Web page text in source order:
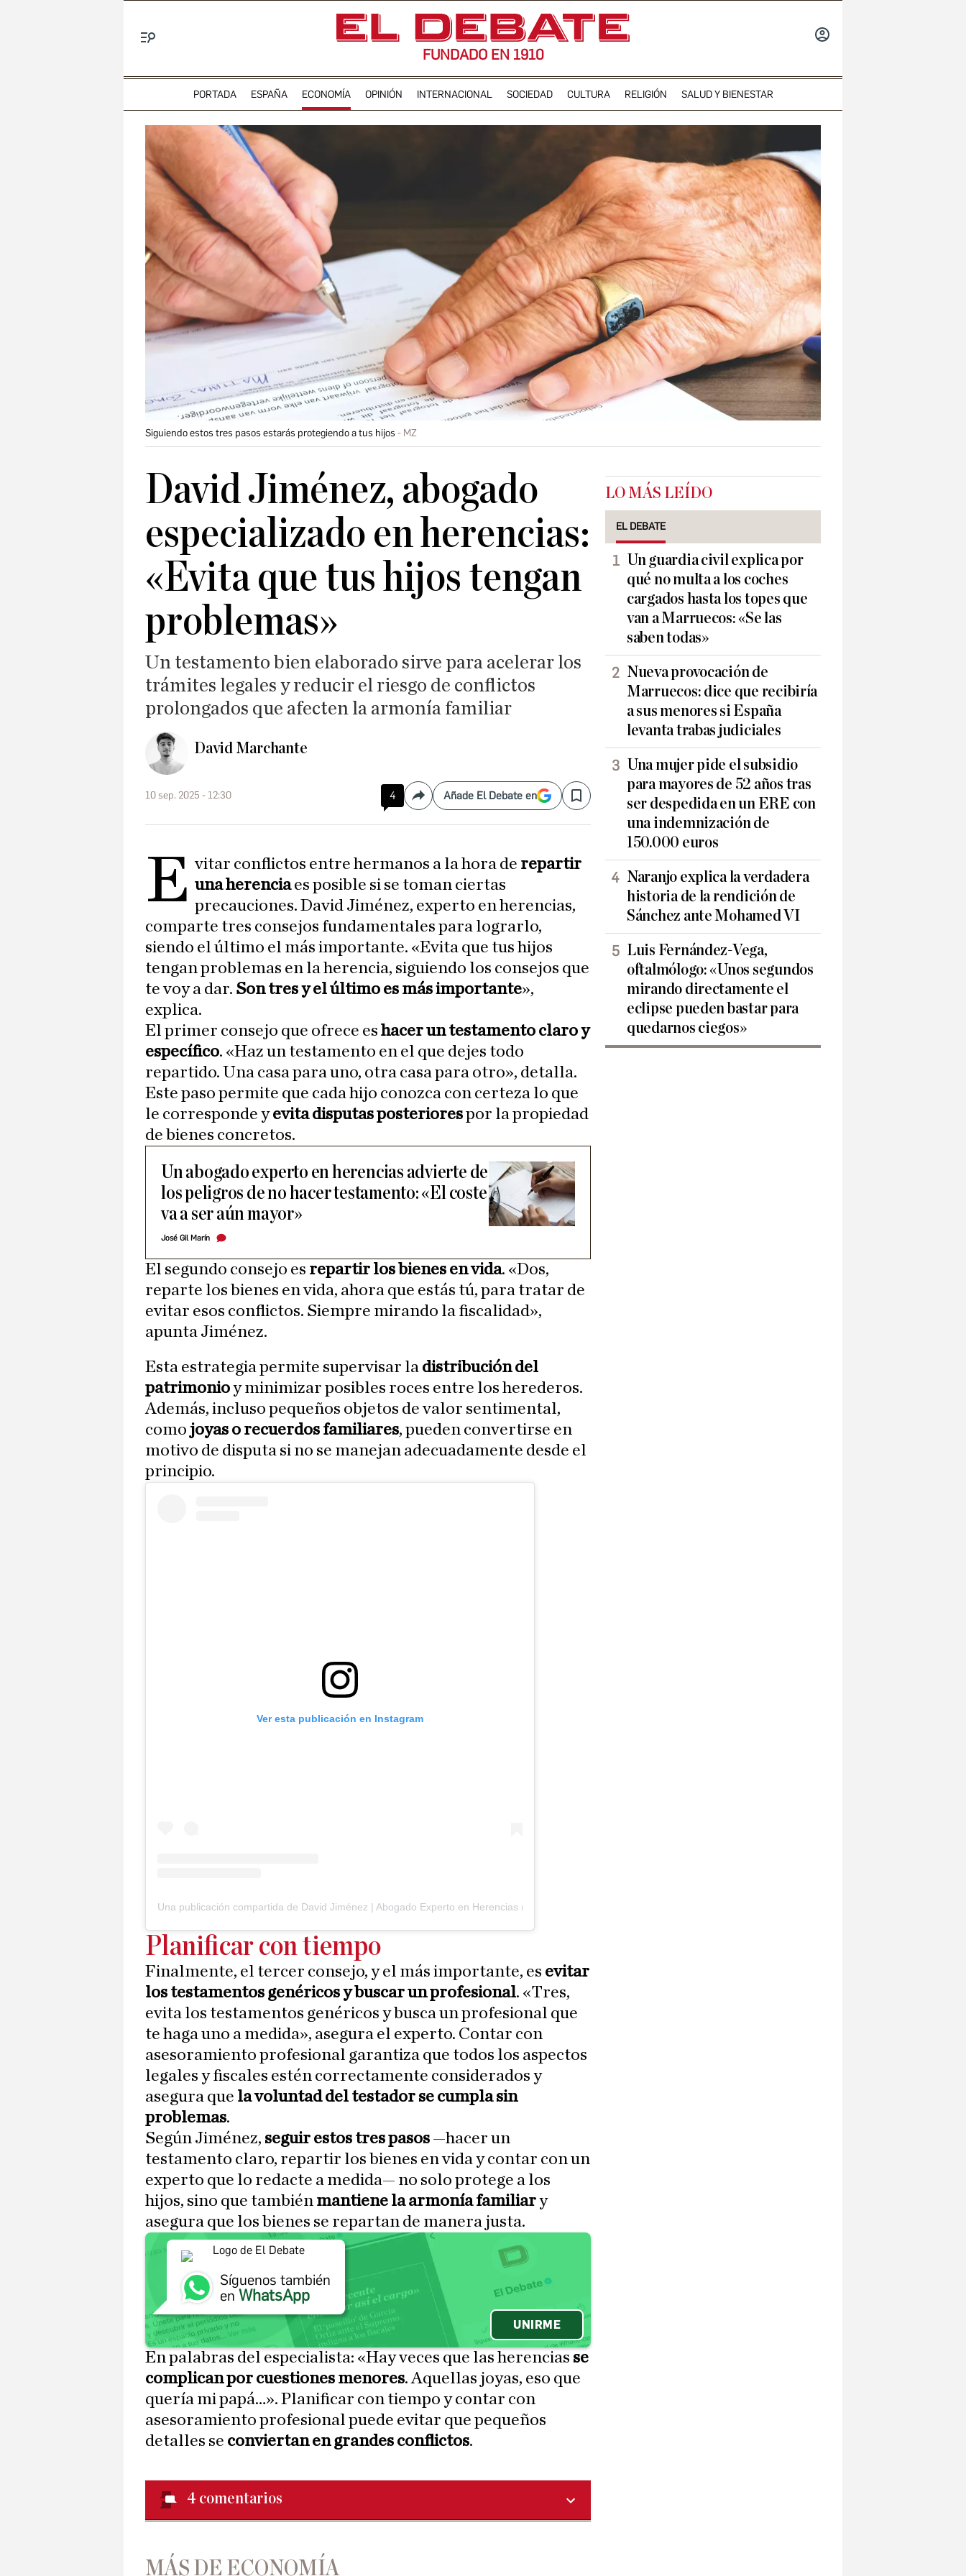
FUNDADO EN 1910
PORTADA ESPAÑA ECONOMÍA OPINIÓN INTERNACIONAL SOCIEDAD CULTURA RELIGIÓN SALUD Y BIENESTAR
Siguiendo estos tres pasos estarás protegiendo a tus hijos MZ
David Jiménez, abogado
especializado en herencias:
«Evita que tus hijos tengan
problemas»
Un testamento bien elaborado sirve para acelerar los
trámites legales y reducir el riesgo de conflictos
prolongados que afecten la armonía familiar
David Marchante
10 sep. 2025 - 12:30 4 CompartirAñade El Debate en Save
E vitar conflictos entre hermanos a la hora de repartir
una herenciaes posible si se toman ciertas
precauciones. David Jiménez, experto en herencias,
comparte tres consejos fundamentales para lograrlo,
siendo el último el más importante. «Evita que tus hijos
tengan problemas en la herencia, siguiendo los consejos que
te voy a dar. Son tres y el último es más importante»,
explica.
El primer consejo que ofrece es hacer un testamento claro y
específico. «Haz un testamento en el que dejes todo
repartido. Una casa para uno, otra casa para otro», detalla.
Este paso permite que cada hijo conozca con certeza lo que
le corresponde yevita disputas posteriorespor la propiedad
de bienes concretos.
Un abogado experto en herencias advierte de
los peligros de no hacer testamento: «El coste
va a ser aún mayor»
José Gil Marín
El segundo consejo es repartir los bienes en vida. «Dos,
reparte los bienes en vida, ahora que estás tú, para tratar de
evitar esos conflictos. Siempre mirando la fiscalidad»,
apunta Jiménez.
Esta estrategia permite supervisar la distribución del
patrimonioy minimizar posibles roces entre los herederos.
Además, incluso pequeños objetos de valor sentimental,
como joyas o recuerdos familiares, pueden convertirse en
motivo de disputa si no se manejan adecuadamente desde el
principio.
Ver esta publicación en Instagram
Una publicación compartida de David Jiménez | Abogado Experto en Herencias (@davidjimenezabogado)
Planificar con tiempo
Finalmente, el tercer consejo, y el más importante, es evitar
los testamentos genéricos y buscar un profesional. «Tres,
evita los testamentos genéricos y busca un profesional que
te haga uno a medida», asegura el experto. Contar con
asesoramiento profesional garantiza que todos los aspectos
legales y fiscales estén correctamente considerados y
asegura que la voluntad del testador se cumpla sin
problemas.
Según Jiménez, seguir estos tres pasos —hacer un
testamento claro, repartir los bienes en vida y contar con un
experto que lo redacte a medida— no solo protege a los
hijos, sino que también mantiene la armonía familiary
asegura que los bienes se repartan de manera justa.
Síguenos también
en WhatsApp
UNIRME
En palabras del especialista: «Hay veces que las herencias se
complican por cuestiones menores. Aquellas joyas, eso que
quería mi papá…». Planificar con tiempo y contar con
asesoramiento profesional puede evitar que pequeños
detalles se conviertan en grandes conflictos.
4 comentarios
LO MÁS LEÍDO
EL DEBATE
Un guardia civil explica por
qué no multa a los coches
cargados hasta los topes que
van a Marruecos: «Se las
saben todas»
Nueva provocación de
Marruecos: dice que recibiría
a sus menores si España
levanta trabas judiciales
Una mujer pide el subsidio
para mayores de 52 años tras
ser despedida en un ERE con
una indemnización de
150.000 euros
Naranjo explica la verdadera
historia de la rendición de
Sánchez ante Mohamed VI
Luis Fernández-Vega,
oftalmólogo: «Unos segundos
mirando directamente el
eclipse pueden bastar para
quedarnos ciegos»
MÁS DE ECONOMÍA